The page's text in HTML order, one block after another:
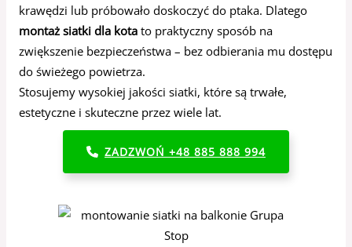
krawędzi lub próbowało doskoczyć do ptaka. Dlatego
montaż siatki dla kota to praktyczny sposób na
zwiększenie bezpieczeństwa – bez odbierania mu dostępu
do świeżego powietrza.
Stosujemy wysokiej jakości siatki, które są trwałe,
estetyczne i skuteczne przez wiele lat.
ZADZWOŃ +48 885 888 994